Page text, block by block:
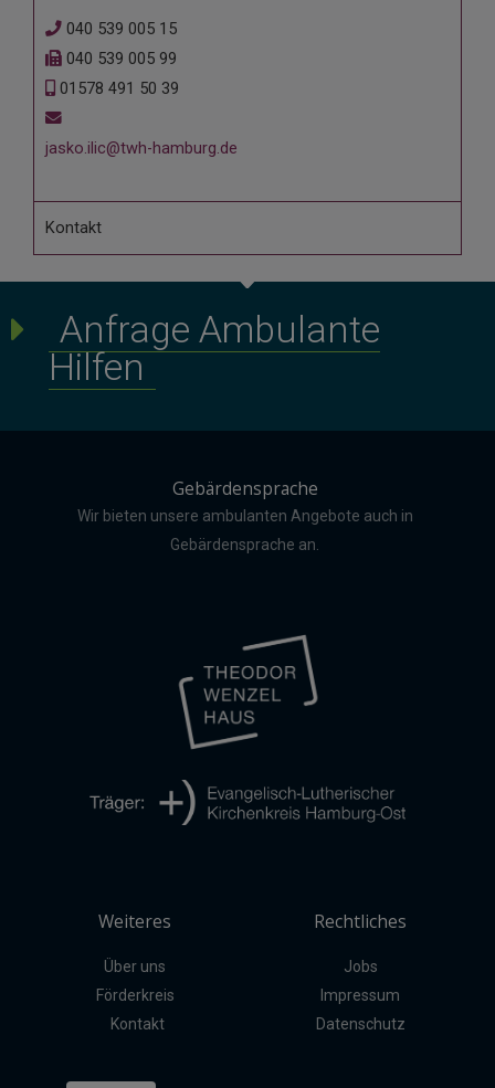
040 539 005 15
040 539 005 99
01578 491 50 39
jasko.ilic@twh-hamburg.de
Kontakt
Anfrage Ambulante
Hilfen
Gebärdensprache
Wir bieten unsere ambulanten Angebote auch in
Gebärdensprache an.
Weiteres
Über uns
Förderkreis
Kontakt
Rechtliches
Jobs
Impressum
Datenschutz